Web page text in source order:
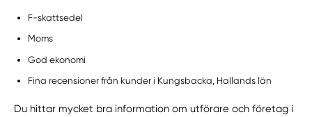
F-skattsedel
Moms
God ekonomi
Fina recensioner från kunder i Kungsbacka, Hallands län
Du hittar mycket bra information om utförare och företag i